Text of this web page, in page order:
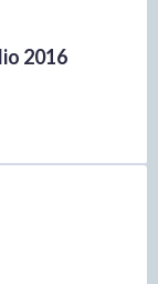
2016